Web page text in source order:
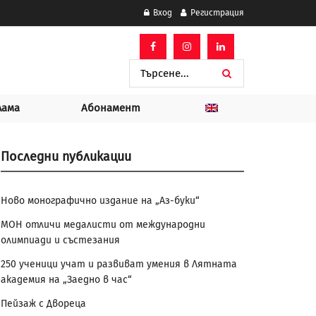
Вход Регистрация
Абонамент
Последни публикации
Ново монографично издание на „Аз-буки“
МОН отличи медалисти от международни
олимпиади и състезания
250 ученици учат и развиват умения в Лятната
академия на „Заедно в час“
Пейзаж с Двореца